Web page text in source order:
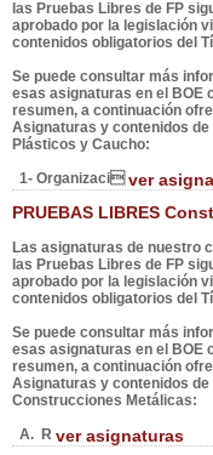
las Pruebas Libres de FP
aprobado por la legislación
contenidos obligatorios del
Se puede consultar más
esas asignaturas en el BOE
resumen, a continuación
Asignaturas y contenidos
Plásticos y Caucho:
1- Organizaci ver
PRUEBAS LIBRES
Las asignaturas de nuestro
las Pruebas Libres de FP
aprobado por la legislación
contenidos obligatorios del
Se puede consultar más
esas asignaturas en el BOE
resumen, a continuación
Asignaturas y contenidos
Construcciones Metálicas:
A. R ver asignaturas